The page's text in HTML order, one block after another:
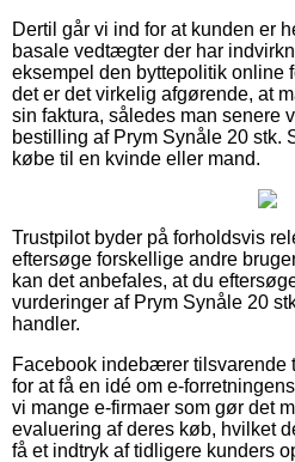
Dertil går vi ind for at kunden er
basale vedtægter der har
eksempel den byttepolitik online
det er det virkelig afgørende, at
sin faktura, således man senere
bestilling af Prym Synåle 20 stk.
købe til en kvinde eller mand.
Trustpilot byder på forholdsvis
eftersøge forskellige andre
kan det anbefales, at du
vurderinger af Prym Synåle 20
handler.
Facebook indebærer tilsvarende
for at få en idé om e-
vi mange e-firmaer som gør det
evaluering af deres køb, hvilket
få et indtryk af tidligere kunders